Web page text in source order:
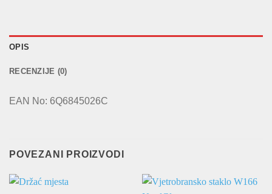
OPIS
RECENZIJE (0)
EAN No: 6Q6845026C
POVEZANI PROIZVODI